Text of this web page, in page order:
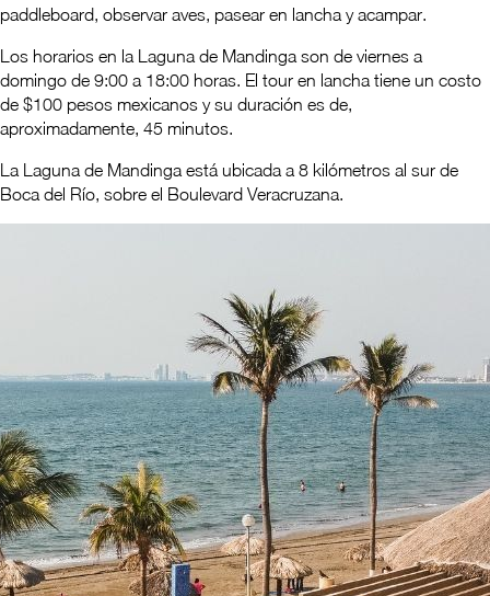
paddleboard, observar aves, pasear en lancha y acampar.
Los horarios en la Laguna de Mandinga son de viernes a
domingo de 9:00 a 18:00 horas. El tour en lancha tiene un costo
de $100 pesos mexicanos y su duración es de,
aproximadamente, 45 minutos.
La Laguna de Mandinga está ubicada a 8 kilómetros al sur de
Boca del Río, sobre el Boulevard Veracruzana.